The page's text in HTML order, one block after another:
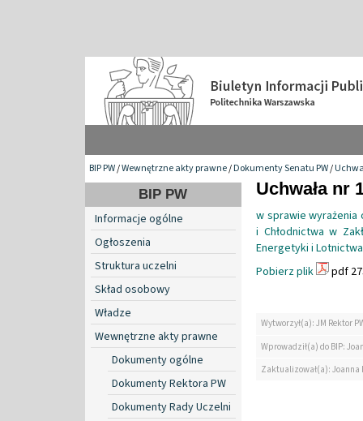
BIP PW/Wewnętrzne akty prawne/Dokumenty Senatu PW/
BIP PW
Informacje ogólne
Ogłoszenia
Struktura uczelni
Skład osobowy
Władze
Wewnętrzne akty prawne
Dokumenty ogólne
Dokumenty Rektora PW
Dokumenty Rady Uczelni
Uchwała nr
w sprawie wyrażenia
i Chłodnictwa w
Energetyki i Lotnictwa
Pobierz plik
pdf
Wytworzył(a): JM Rektor
Wprowadził(a) do BIP:
Zaktualizował(a):